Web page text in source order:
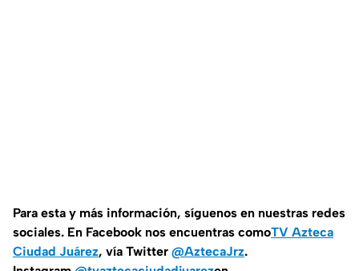
Para esta y más información, síguenos en nuestras redes
sociales. En Facebook nos encuentras comoTV Azteca
Ciudad Juárez, vía Twitter @AztecaJrz.